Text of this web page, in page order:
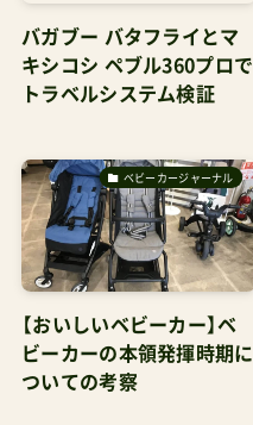
バガブー バタフライとマ
キシコシ ペブル360プロで
トラベルシステム検証
ベビーカージャーナル
【おいしいベビーカー】ベ
ビーカーの本領発揮時期に
ついての考察